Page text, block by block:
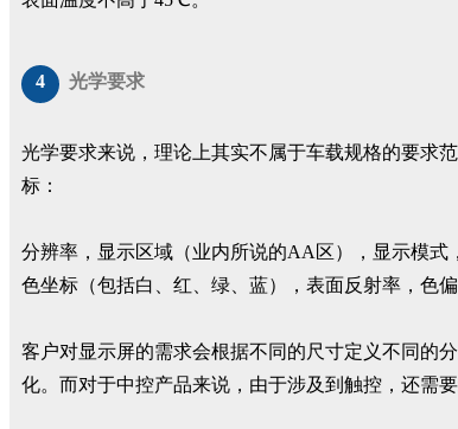
4 光学要求
光学要求来说，理论上其实不属于车载规格的要求
标：
分辨率，显示区域（业内所说的AA区），显示模
色坐标（包括白、红、绿、蓝），表面反射率，色偏
客户对显示屏的需求会根据不同的尺寸定义不同的
化。而对于中控产品来说，由于涉及到触控，还需